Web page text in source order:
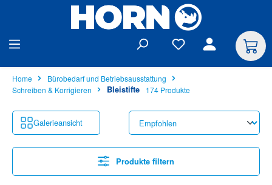
Home
Bürobedarf und Betriebsausstattung
Schreiben & Korrigieren
Bleistifte 174 Produkte
Galerieansicht
Produkte filtern